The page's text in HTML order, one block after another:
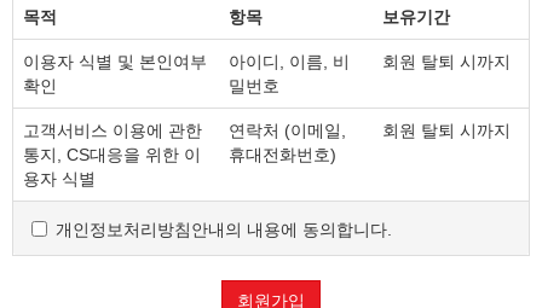
영업장을 말하며, 아울러 사이버몰을 운영하는 사업자의
의미로도 사용합니다.
"이용자"란 "몰"에 접속하여 이 약관에 따라 "몰"이
제공하는 서비스를 받는 회원 및 비회원을 말합니다.
'회원'이라 함은 “몰”에 회원등록을 한 자로서, 계속적으로
"몰"이 제공하는 서비스를 이용할 수 있는 자를 말합니다.
'비회원'이라 함은 회원에 가입하지 않고 "몰"이 제공하는
서비스를 이용하는 자를 말합니다.
"몰"은 이 약관의 내용과 상호 및 대표자 성명, 영업소
목적 항목 보유기간
이용자 식별 및 본인여부
확인
아이디, 이름, 비
밀번호
회원 탈퇴 시까지
고객서비스 이용에 관한
통지, CS대응을 위한 이
용자 식별
연락처 (이메일,
휴대전화번호)
회원 탈퇴 시까지
개인정보처리방침안내의 내용에 동의합니다.
회원가입